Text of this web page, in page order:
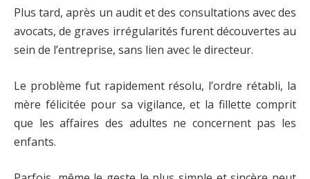
Plus tard, après un audit et des consultations avec des
avocats, de graves irrégularités furent découvertes au
sein de l’entreprise, sans lien avec le directeur.
Le problème fut rapidement résolu, l’ordre rétabli, la
mère félicitée pour sa vigilance, et la fillette comprit
que les affaires des adultes ne concernent pas les
enfants.